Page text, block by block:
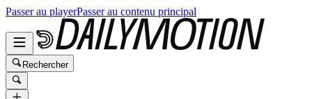
Passer au playerPasser au contenu principal
Rechercher